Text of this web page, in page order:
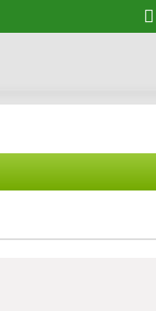
飾促銷組合】➨ 3件組